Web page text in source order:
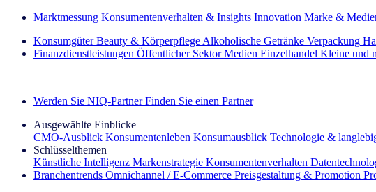
Marktmessung Konsumentenverhalten & Insights Innovation Marke &
Konsumgüter Beauty & Körperpflege Alkoholische Getränke Verpackung
Finanzdienstleistungen Öffentlicher Sektor Medien Einzelhandel Kleine und
Werden Sie NIQ-Partner Finden Sie einen Partner
Ausgewählte Einblicke
CMO‑Ausblick Konsumentenleben Konsumausblick Technologie &
Schlüsselthemen
Künstliche Intelligenz Markenstrategie Konsumentenverhalten
Branchentrends Omnichannel / E‑Commerce Preisgestaltung & Promotion